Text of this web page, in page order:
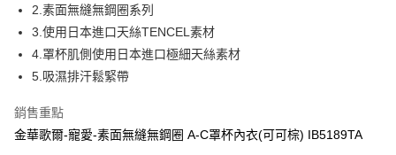
每筆NT$80，滿NT$1,000(含以上)免運費
付款後全家取貨
每筆NT$80，滿NT$1,000(含以上)免運費
7-11取貨付款
每筆NT$80，滿NT$1,000(含以上)免運費
2.素面無縫無鋼圈系列
3.使用日本進口天絲TENCEL素材
4.罩杯肌側使用日本進口極細天絲素材
5.吸濕排汗鬆緊帶
銷售重點
金華歌爾-寵愛-素面無縫無鋼圈 A-C罩杯內衣(可可棕) IB5189TA